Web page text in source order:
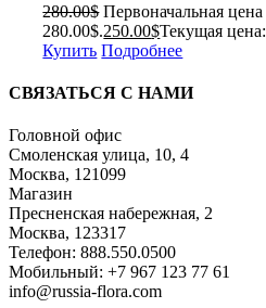
280.00$ Первоначальная цена
280.00$.250.00$Текущая
Купить Подробнее
СВЯЗАТЬСЯ С НАМИ
Головной офис
Смоленская улица, 10, 4
Москва, 121099
Магазин
Пресненская набережная, 2
Москва, 123317
Телефон: 888.550.0500
Мобильный: +7 967 123 77 61
info@russia-flora.com